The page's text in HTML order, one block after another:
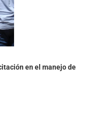
en el manejo de